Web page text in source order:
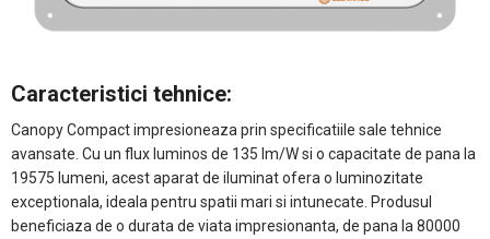
Caracteristici tehnice:
Canopy Compact impresioneaza prin specificatiile sale tehnice
avansate. Cu un flux luminos de 135 lm/W si o capacitate de pana la
19575 lumeni, acest aparat de iluminat ofera o luminozitate
exceptionala, ideala pentru spatii mari si intunecate. Produsul
beneficiaza de o durata de viata impresionanta, de pana la 80000